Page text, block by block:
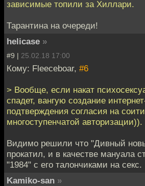
зависимые топили за Хиллари.
Тарантина на очереди!
helicase »
#9 | 25.02.18 17:00
Кому: Fleeceboar, #6
> Вообще, если накат
спадет, вангую создание
подтверждения согласия на
многоступенчатой авторизации)).
Видимо решили что "Дивный
прокатил, и в качестве мануала
"1984" с его талончиками на секс.
Kamiko-san »